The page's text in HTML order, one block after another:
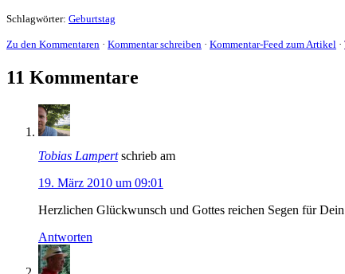
Schlagwörter: Geburtstag
Zu den Kommentaren · Kommentar schreiben · Kommentar-Feed zum Artikel ·
11 Kommentare
Tobias Lampert schrieb am
19. März 2010 um 09:01
Herzlichen Glückwunsch und Gottes reichen Segen für
Antworten